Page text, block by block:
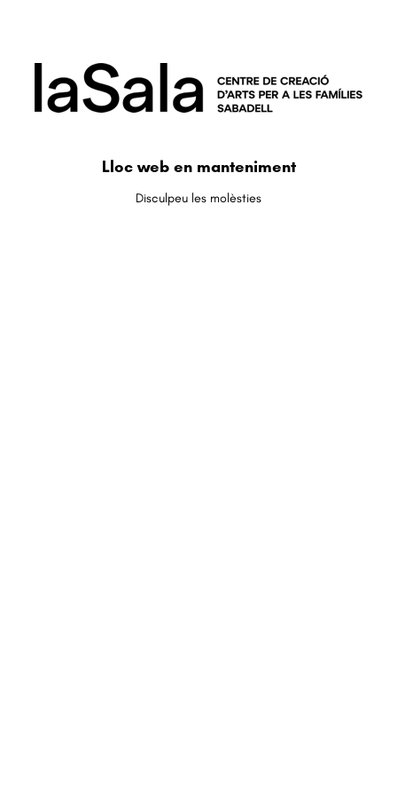
Lloc web en manteniment
Disculpeu les molèsties